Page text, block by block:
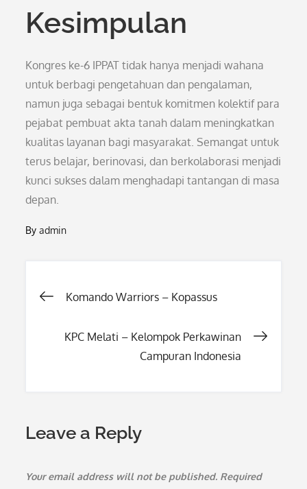
Kesimpulan
Kongres ke-6 IPPAT tidak hanya menjadi wahana
untuk berbagi pengetahuan dan pengalaman,
namun juga sebagai bentuk komitmen kolektif para
pejabat pembuat akta tanah dalam meningkatkan
kualitas layanan bagi masyarakat. Semangat untuk
terus belajar, berinovasi, dan berkolaborasi menjadi
kunci sukses dalam menghadapi tantangan di masa
depan.
Byadmin
Post
navigation
Komando Warriors – Kopassus
KPC Melati – Kelompok Perkawinan
Campuran Indonesia
Leave a Reply
Your email address will not be published. Required